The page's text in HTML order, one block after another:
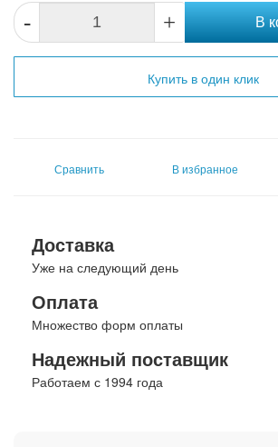
- + В
Купить в один клик
Сравнить В избранное
Доставка
Уже на следующий день
Оплата
Множество форм оплаты
Надежный поставщик
Работаем с 1994 года